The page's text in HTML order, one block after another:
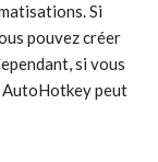
Si
pouvez créer
si vous
AutoHotkey peut